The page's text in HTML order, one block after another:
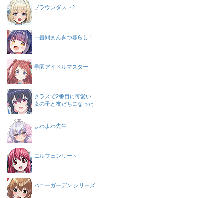
ブラウンダスト2
一畳間まんきつ暮らし！
学園アイドルマスター
クラスで2番目に可愛い
女の子と友だちになった
よわよわ先生
エルフェンリート
バニーガーデン シリーズ